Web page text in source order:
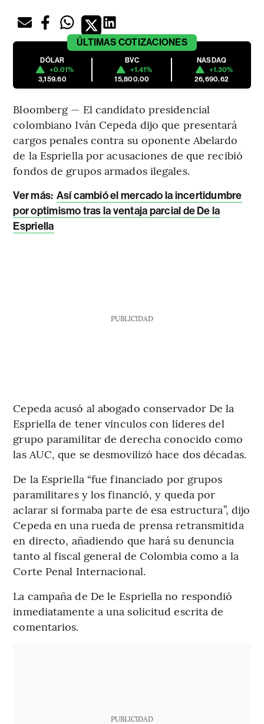
ÚLTIMAS COTIZACIONES
DÓLAR
+0.01%
3,159.60
BVC
+1.41%
15,800.00
NASDAQ
+1.30%
26,690.62
Bloomberg — El candidato presidencial
colombiano Iván Cepeda dijo que presentará
cargos penales contra su oponente Abelardo
de la Espriella por acusaciones de que recibió
fondos de grupos armados ilegales.
Ver más: Así cambió el mercado la incertidumbre
por optimismo tras la ventaja parcial de De la
Espriella
PUBLICIDAD
Cepeda acusó al abogado conservador De la
Espriella de tener vínculos con líderes del
grupo paramilitar de derecha conocido como
las AUC, que se desmovilizó hace dos décadas.
De la Espriella “fue financiado por grupos
paramilitares y los financió, y queda por
aclarar si formaba parte de esa estructura”, dijo
Cepeda en una rueda de prensa retransmitida
en directo, añadiendo que hará su denuncia
tanto al fiscal general de Colombia como a la
Corte Penal Internacional.
La campaña de De le Espriella no respondió
inmediatamente a una solicitud escrita de
comentarios.
PUBLICIDAD